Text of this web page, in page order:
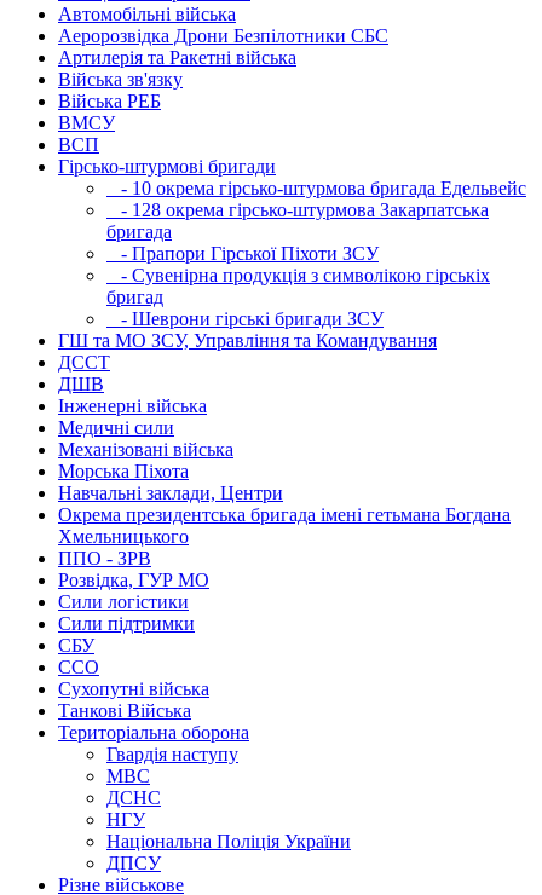
Автомобільні війська
Аеророзвідка Дрони Безпілотники СБС
Артилерія та Ракетні війська
Війська зв'язку
Війська РЕБ
ВМСУ
ВСП
Гірсько-штурмові бригади
- 10 окрема гірсько-штурмова бригада Едельвейс
- 128 окрема гірсько-штурмова Закарпатська
бригада
- Прапори Гірської Піхоти ЗСУ
- Сувенірна продукція з символікою гірськіх
бригад
- Шеврони гірські бригади ЗСУ
ГШ та МО ЗСУ, Управління та Командування
ДССТ
ДШВ
Інженерні війська
Медичні сили
Механізовані війська
Морська Піхота
Навчальні заклади, Центри
Окрема президентська бригада імені гетьмана Богдана
Хмельницького
ППО - ЗРВ
Розвідка, ГУР МО
Сили логістики
Сили підтримки
СБУ
ССО
Сухопутні війська
Танкові Війська
Територіальна оборона
Гвардія наступу
МВС
ДСНС
НГУ
Національна Поліція України
ДПСУ
Різне військове